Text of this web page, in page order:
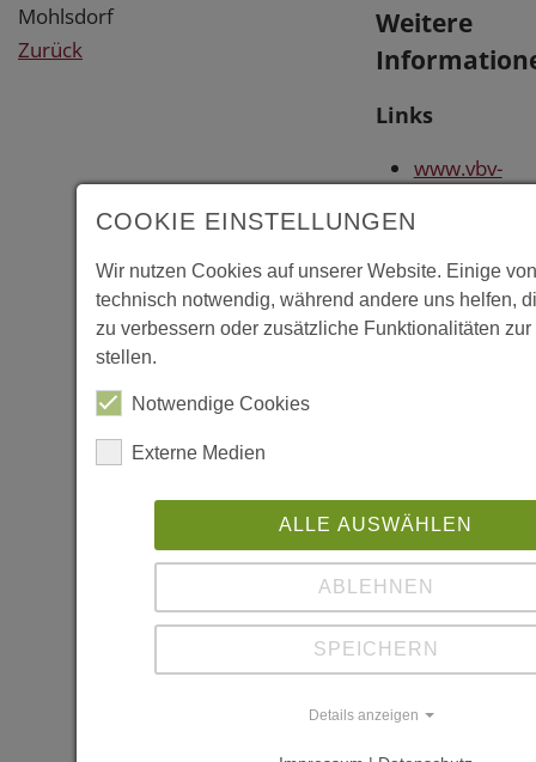
Mohlsdorf
Zurück
Weitere
Links
www.vbv-
www.ib-
brett.de
Südbaden -
100
ausgewählte
Projekte
- https://
COOKIE EINSTELLUNGEN
Wir nutzen Cookies auf unserer Website. Einige
technisch notwendig, während andere uns helfen,
zu verbessern oder zusätzliche Funktionalitäten zur
stellen.
Notwendige Cookies
Externe Medien
ALLE AUSWÄHLEN
ABLEHNEN
SPEICHERN
Details anzeigen